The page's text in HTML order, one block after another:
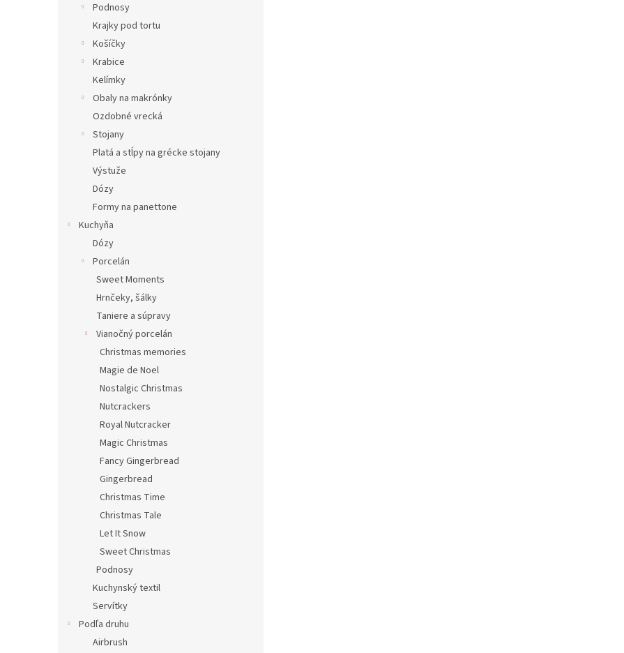
Podnosy
Krajky pod tortu
Košíčky
Krabice
Kelímky
Obaly na makrónky
Ozdobné vrecká
Stojany
Platá a stĺpy na grécke stojany
Výstuže
Dózy
Formy na panettone
Kuchyňa
Dózy
Porcelán
Sweet Moments
Hrnčeky, šálky
Taniere a súpravy
Vianočný porcelán
Christmas memories
Magie de Noel
Nostalgic Christmas
Nutcrackers
Royal Nutcracker
Magic Christmas
Fancy Gingerbread
Gingerbread
Christmas Time
Christmas Tale
Let It Snow
Sweet Christmas
Podnosy
Kuchynský textil
Servítky
Podľa druhu
Airbrush